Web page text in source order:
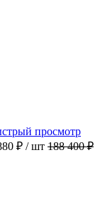
просмотр
₽ / шт 188 400 ₽